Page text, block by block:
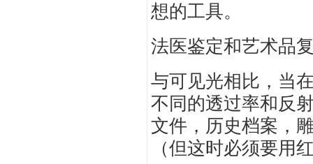
想的工具。
法医鉴定和艺术品
与可见光相比，当
不同的透过率和反
文件，历史档案，
（但这时必须要用